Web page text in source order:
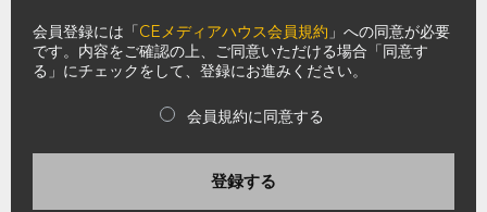
会員登録には「CEメディアハウス会員規約 」への同意が必要
です。内容をご確認の上、ご同意いただける場合「同意す
る」にチェックをして、登録にお進みください。
会員規約に同意する
登録する